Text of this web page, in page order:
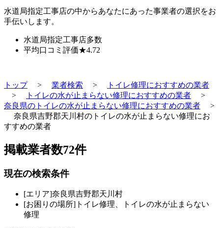
水道局指定工事店の中からあなたにあった事業者の選択をお
手伝いします。
水道局指定工事店多数
平均口コミ評価★4.72
トップ> 業者検索 >
トイレ修理におすすめの業者
>
トイレの水が止まらない修理におすすめの業者 >
奈良県のトイレの水が止まらない修理におすすめの業者 >
奈良県吉野郡天川村のトイレの水が止まらない修理にお
すすめの業者
掲載業者数72件
現在の検索条件
[エリア]奈良県吉野郡天川村
[お困りの場所]トイレ修理、トイレの水が止まらない
修理